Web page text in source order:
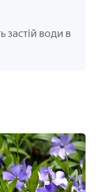
застій води в